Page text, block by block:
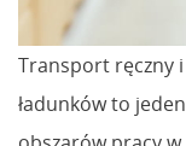
Transport ręczny i
ładunków to